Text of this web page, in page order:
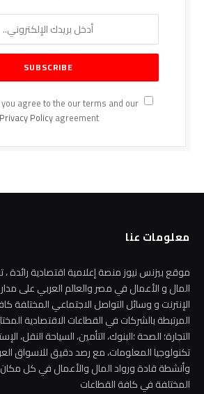
By signing up, you agree to the our terms and our
Privacy Policyagreement.
معلومات عنا
موقع بيزنس نيوز منصة إعلامية اقتصادية رائدة
المال و الأعمال في مصر والعالم العربي على
الإنترنت و وسائل التواصل الاجتماعي المختلفة كافة
المرتبطة بالشركات في القطاعات الاقتصادية
التجارة؛ الصحة ؛البنوك، التأمين، السياحة النقل،
تكنولوجيا المعلومات، مع رصد دقيق للاسواق
وأنشطة قادة ورواد المال والأعمال في كل مكان
المختلفة في كافة القطاعات